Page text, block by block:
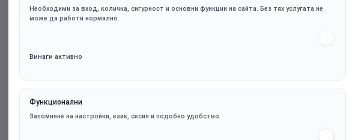
Необходими за вход, количка, сигурност и основни функции на сайта. Без тях услугата не
може да работи нормално.
Винаги активно
Функционални
Запомняне на настройки, език, сесия и подобно удобство.
(2.5'/